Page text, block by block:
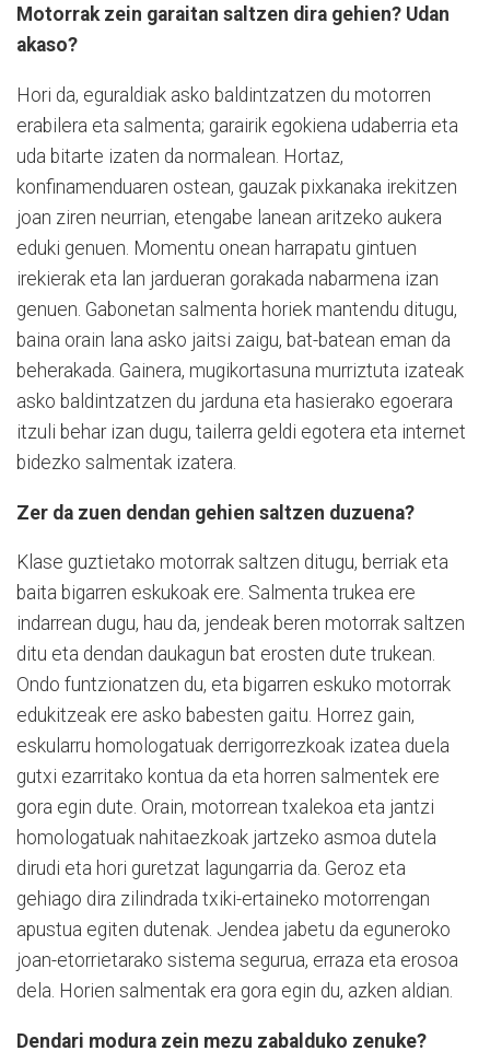
Motorrak zein garaitan saltzen dira gehien? Udan
akaso?
Hori da, eguraldiak asko baldintzatzen du motorren
erabilera eta salmenta; garairik egokiena udaberria eta
uda bitarte izaten da normalean. Hortaz,
konfinamenduaren ostean, gauzak pixkanaka irekitzen
joan ziren neurrian, etengabe lanean aritzeko aukera
eduki genuen. Momentu onean harrapatu gintuen
irekierak eta lan jardueran gorakada nabarmena izan
genuen. Gabonetan salmenta horiek mantendu ditugu,
baina orain lana asko jaitsi zaigu, bat-batean eman da
beherakada. Gainera, mugikortasuna murriztuta izateak
asko baldintzatzen du jarduna eta hasierako egoerara
itzuli behar izan dugu, tailerra geldi egotera eta internet
bidezko salmentak izatera.
Zer da zuen dendan gehien saltzen duzuena?
Klase guztietako motorrak saltzen ditugu, berriak eta
baita bigarren eskukoak ere. Salmenta trukea ere
indarrean dugu, hau da, jendeak beren motorrak saltzen
ditu eta dendan daukagun bat erosten dute trukean.
Ondo funtzionatzen du, eta bigarren eskuko motorrak
edukitzeak ere asko babesten gaitu. Horrez gain,
eskularru homologatuak derrigorrezkoak izatea duela
gutxi ezarritako kontua da eta horren salmentek ere
gora egin dute. Orain, motorrean txalekoa eta jantzi
homologatuak nahitaezkoak jartzeko asmoa dutela
dirudi eta hori guretzat lagungarria da. Geroz eta
gehiago dira zilindrada txiki-ertaineko motorrengan
apustua egiten dutenak. Jendea jabetu da eguneroko
joan-etorrietarako sistema segurua, erraza eta erosoa
dela. Horien salmentak era gora egin du, azken aldian.
Dendari modura zein mezu zabalduko zenuke?